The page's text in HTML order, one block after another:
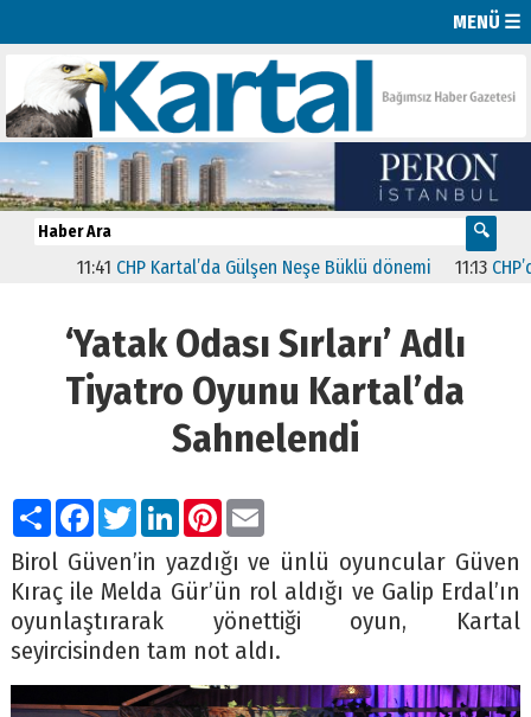
MENÜ ☰
CHP Kartal’da Gülşen Neşe Büklü dönemi 11:13 CHP’de
‘Yatak Odası Sırları’ Adlı
Tiyatro Oyunu Kartal’da
Sahnelendi
PaylaşFacebook
TwitterLinkedIn
Pinterest
Email
Birol Güven’in yazdığı ve ünlü oyuncular Güven
Kıraç ile Melda Gür’ün rol aldığı ve Galip Erdal’ın
oyunlaştırarak yönettiği oyun, Kartal
seyircisinden tam not aldı.